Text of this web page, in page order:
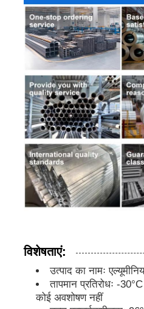
हमारे बारे में
कारखाने का दौरा
गुणवत्ता नियंत्रण
हमसे संपर्क करें
समाचार
एल्यूमीनियम पन्नी रोल
विशेषताएं:
उत्पाद का नामः
तापमान प्रतिरोधः -
कोई अवशोषण नहीं